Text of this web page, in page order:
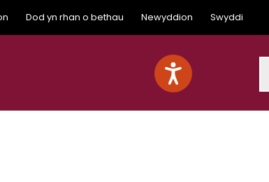
Dod yn rhan o bethau Newyddion Swyddi